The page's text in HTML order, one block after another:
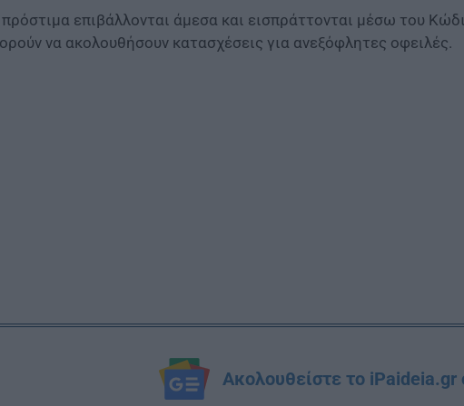
επιβάλλονται άμεσα και εισπράττονται μέσω του
να ακολουθήσουν κατασχέσεις για ανεξόφλητες οφειλές.
Ακολουθείστε το iPaideia.gr